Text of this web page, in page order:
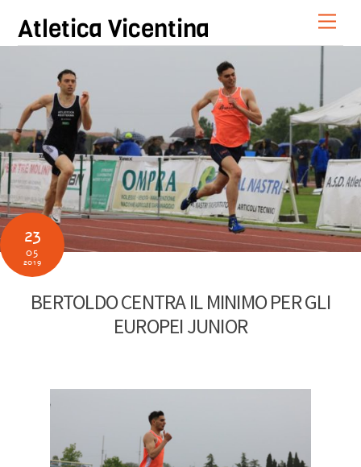
content
Atletica Vicentina
23
05
2019
BERTOLDO CENTRA IL MINIMO PER GLI
EUROPEI JUNIOR